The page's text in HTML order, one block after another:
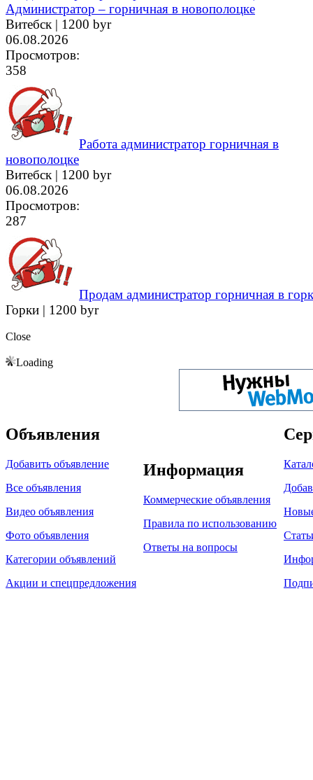
Администратор – горничная в новополоцке
Витебск | 1200 byr
06.08.2026
Просмотров:
358
Работа администратор горничная в
новополоцке
Витебск | 1200 byr
06.08.2026
Просмотров:
287
Продам администратор горничная в
Горки | 1200 byr
Close
Loading
Объявления
Добавить объявление
Все объявления
Видео объявления
Фото объявления
Категории объявлений
Акции и спецпредложения
Информация
Коммерческие объявления
Правила по использованию
Ответы на вопросы